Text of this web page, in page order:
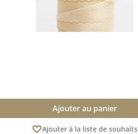
Ajouter au panier
Ajouter à la liste de souhaits